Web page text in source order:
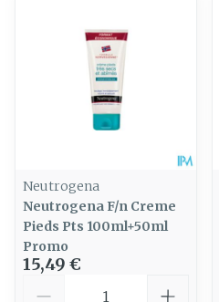
Neutrogena
Neutrogena F/n Creme
Pieds Pts 100ml+50ml
Promo
15,49 €